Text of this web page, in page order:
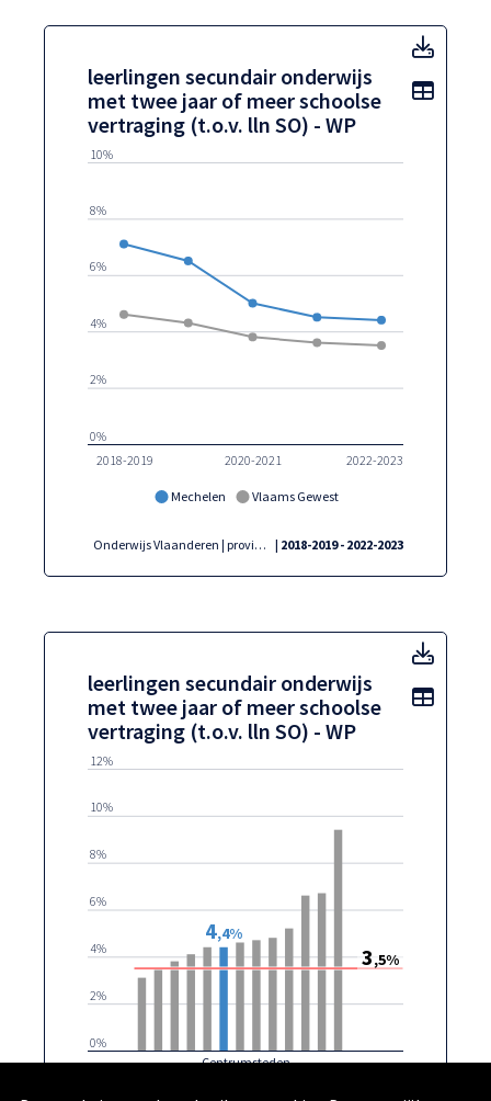
leerlingen secundair onderwijs
met twee jaar of meer schoolse
vertraging (t.o.v. lln SO) - WP
Mechelen Vlaams Gewest
2018-2019 2020-2021 2022-2023
0%
2%
4%
6%
8%
10%
Onderwijs Vlaanderen | provincies.incijfers.be | 2018-2019 - 2022-2023
Toon
leerlingen secundair onderwijs
met twee jaar of meer schoolse
vertraging (t.o.v. lln SO) - WP
Centrumsteden
0%
2%
4%
6%
8%
10%
12%
4,4%
3,5%
Toon